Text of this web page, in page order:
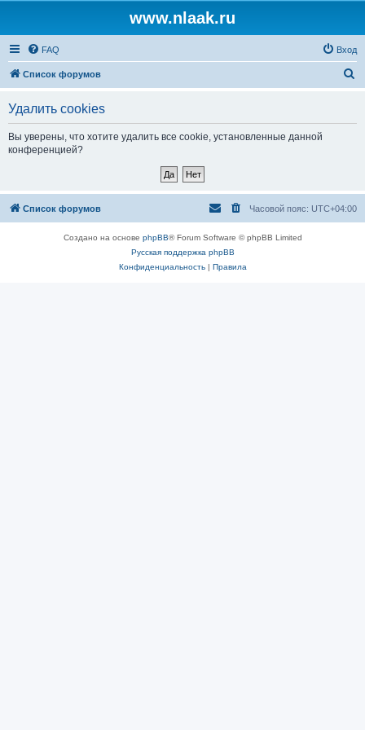
www.nlaak.ru
FAQ Вход
Список форумов
Удалить cookies
Вы уверены, что хотите удалить все cookie, установленные данной
конференцией?
Список форумов Часовой пояс: UTC+04:00
Создано на основе phpBB® Forum Software © phpBB Limited
Русская поддержка phpBB
Конфиденциальность| Правила